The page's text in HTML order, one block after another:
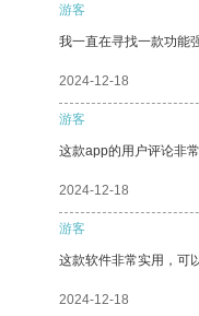
游客
我一直在寻找一款功能
2024-12-18
游客
这款app的用户评论非
2024-12-18
游客
这款软件非常实用，可
2024-12-18